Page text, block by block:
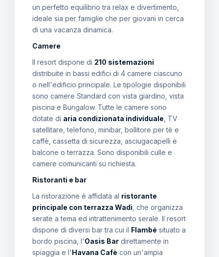
un perfetto equilibrio tra relax e divertimento,
ideale sia per famiglie che per giovani in cerca
di una vacanza dinamica.
Camere
Il resort dispone di 210 sistemazioni
distribuite in bassi edifici di 4 camere ciascuno
o nell'edificio principale. Le tipologie disponibili
sono camere Standard con vista giardino, vista
piscina e Bungalow. Tutte le camere sono
dotate di aria condizionata individuale , TV
satellitare, telefono, minibar, bollitore per tè e
caffè, cassetta di sicurezza, asciugacapelli e
balcone o terrazza. Sono disponibili culle e
camere comunicanti su richiesta.
Ristoranti e bar
La ristorazione è affidata al ristorante
principale con terrazza Wadi , che organizza
serate a tema ed intrattenimento serale. Il resort
dispone di diversi bar tra cui il Flambé situato a
bordo piscina, l'Oasis Bar direttamente in
spiaggia e l'Havana Cafè con un'ampia